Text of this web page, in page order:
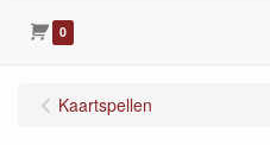
0
Kaartspellen